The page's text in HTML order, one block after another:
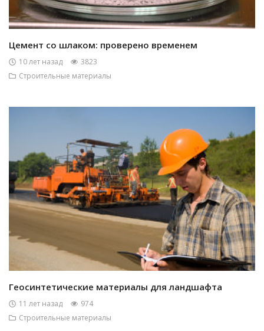
Цемент со шлаком: проверено временем
10 лет назад
3823
Строительные материалы
Геосинтетические материалы для ландшафта
11 лет назад
974
Строительные материалы